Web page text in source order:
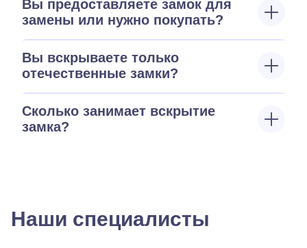
Вы предоставляете замок для
замены или нужно покупать?
Вы вскрываете только
отечественные замки?
Сколько занимает вскрытие
замка?
Наши специалисты